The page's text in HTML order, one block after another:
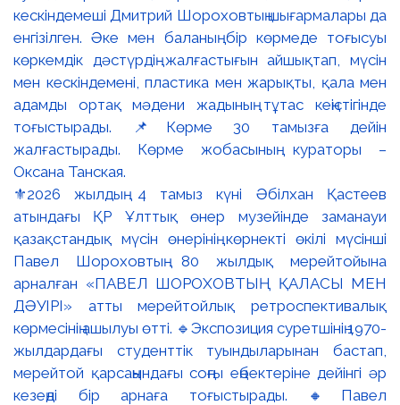
⚜️2026 жылдың 4 тамыз күні Әбілхан Қастеев
атындағы ҚР Ұлттық өнер музейінде заманауи
қазақстандық мүсін өнерінің көрнекті өкілі мүсінші
Павел Шороховтың 80 жылдық мерейтойына
арналған «ПАВЕЛ ШОРОХОВТЫҢ ҚАЛАСЫ МЕН
ДӘУІРІ» атты мерейтойлық ретроспективалық
көрмесінің ашылуы өтті. 🔹Экспозиция суретшінің 1970-
жылдардағы студенттік туындыларынан бастап,
мерейтой қарсаңындағы соңғы еңбектеріне дейінгі әр
кезеңді бір арнаға тоғыстырады. 🔸Павел